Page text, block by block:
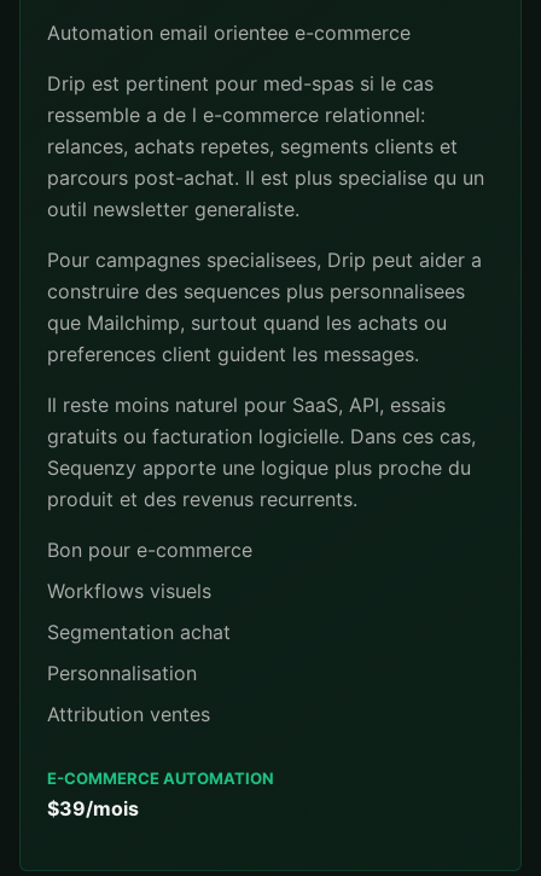
Automation email orientee e-commerce
Drip est pertinent pour med-spas si le cas
ressemble a de l e-commerce relationnel:
relances, achats repetes, segments clients et
parcours post-achat. Il est plus specialise qu un
outil newsletter generaliste.
Pour campagnes specialisees, Drip peut aider a
construire des sequences plus personnalisees
que Mailchimp, surtout quand les achats ou
preferences client guident les messages.
Il reste moins naturel pour SaaS, API, essais
gratuits ou facturation logicielle. Dans ces cas,
Sequenzy apporte une logique plus proche du
produit et des revenus recurrents.
Bon pour e-commerce
Workflows visuels
Segmentation achat
Personnalisation
Attribution ventes
E-COMMERCE AUTOMATION
$39/mois